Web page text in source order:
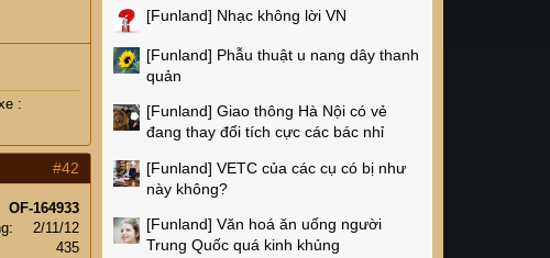
:
#42
OF-164933
2/11/12
435
[Funland] Nhạc không lời VN
[Funland] Phẫu thuật u nang dây thanh
quản
[Funland] Giao thông Hà Nội có vẻ
đang thay đổi tích cực các bác nhỉ
[Funland] VETC của các cụ có bị như
này không?
[Funland] Văn hoá ăn uống người
Trung Quốc quá kinh khủng